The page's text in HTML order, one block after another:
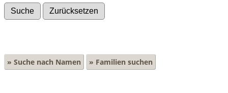
» Suche nach Namen » Familien suchen